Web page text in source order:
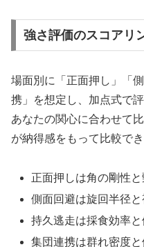
強さ評価のスコアリ
場面別に「正面押し」「
携」を想定し、加点式で
あなたの関心に合わせて
が納得感をもって比較でき
正面押しは角の剛性
側面回避は旋回半径
持久逃走は採食効率
集団連携は群れ密度